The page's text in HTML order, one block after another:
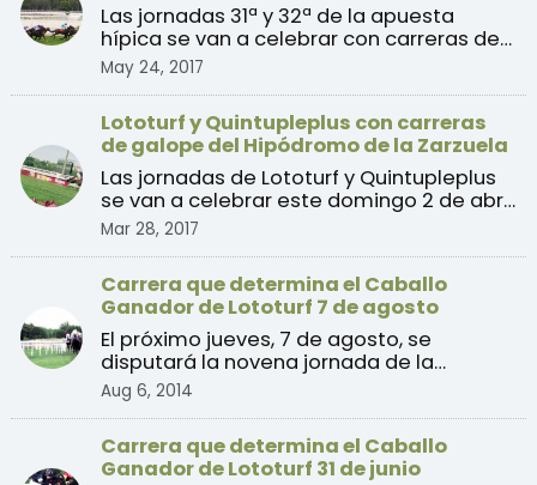
Las jornadas 31ª y 32ª de la apuesta
hípica se van a celebrar con carreras de
galope del Hipódro ...
May 24, 2017
Lototurf y Quintupleplus con carreras
de galope del Hipódromo de la Zarzuela
Las jornadas de Lototurf y Quintupleplus
se van a celebrar este domingo 2 de abril
con soporte e ...
Mar 28, 2017
Carrera que determina el Caballo
Ganador de Lototurf 7 de agosto
El próximo jueves, 7 de agosto, se
disputará la novena jornada de la
temporada de verano 2014 de ...
Aug 6, 2014
Carrera que determina el Caballo
Ganador de Lototurf 31 de junio